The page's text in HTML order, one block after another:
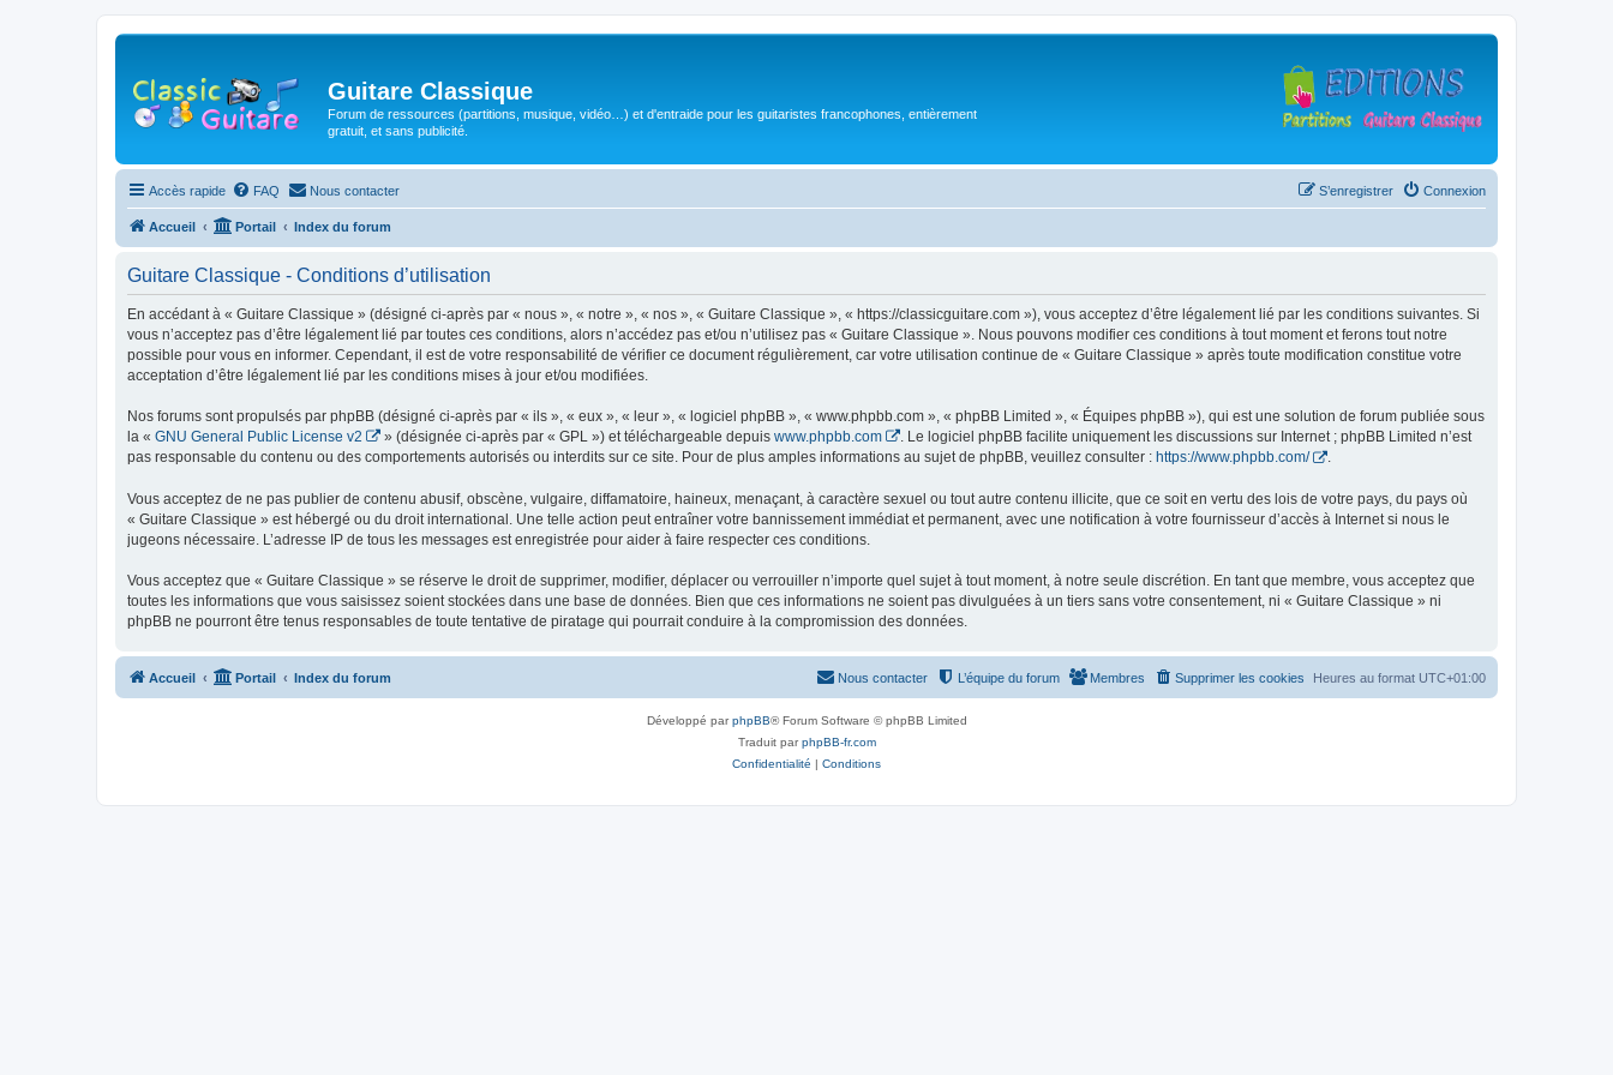
Guitare Classique
Forum de ressources (partitions, musique, vidéo…) et d'entraide pour les guitaristes francophones, entièrement
gratuit, et sans publicité.
Accès rapide FAQ Nous contacter Connexion
S’enregistrer
Accueil Portail Index du forum
Guitare Classique - Conditions d’utilisation
En accédant à « Guitare Classique » (désigné ci-après par « nous », « notre », « nos », « Guitare Classique », « https://classicguitare.com »), vous acceptez d’être légalement lié par les conditions suivantes. Si
vous n’acceptez pas d’être légalement lié par toutes ces conditions, alors n’accédez pas et/ou n’utilisez pas « Guitare Classique ». Nous pouvons modifier ces conditions à tout moment et ferons tout notre
possible pour vous en informer. Cependant, il est de votre responsabilité de vérifier ce document régulièrement, car votre utilisation continue de « Guitare Classique » après toute modification constitue votre
acceptation d’être légalement lié par les conditions mises à jour et/ou modifiées.
Nos forums sont propulsés par phpBB (désigné ci-après par « ils », « eux », « leur », « logiciel phpBB », « www.phpbb.com », « phpBB Limited », « Équipes phpBB »), qui est une solution de forum publiée sous
la « GNU General Public License v2 » (désignée ci-après par « GPL ») et téléchargeable depuis www.phpbb.com
. Le logiciel phpBB facilite uniquement les discussions sur Internet ; phpBB Limited n’est
pas responsable du contenu ou des comportements autorisés ou interdits sur ce site. Pour de plus amples informations au sujet de phpBB, veuillez consulter : https://www.phpbb.com/ .
Vous acceptez de ne pas publier de contenu abusif, obscène, vulgaire, diffamatoire, haineux, menaçant, à caractère sexuel ou tout autre contenu illicite, que ce soit en vertu des lois de votre pays, du pays où
« Guitare Classique » est hébergé ou du droit international. Une telle action peut entraîner votre bannissement immédiat et permanent, avec une notification à votre fournisseur d’accès à Internet si nous le
jugeons nécessaire. L’adresse IP de tous les messages est enregistrée pour aider à faire respecter ces conditions.
Vous acceptez que « Guitare Classique » se réserve le droit de supprimer, modifier, déplacer ou verrouiller n’importe quel sujet à tout moment, à notre seule discrétion. En tant que membre, vous acceptez que
toutes les informations que vous saisissez soient stockées dans une base de données. Bien que ces informations ne soient pas divulguées à un tiers sans votre consentement, ni « Guitare Classique » ni
phpBB ne pourront être tenus responsables de toute tentative de piratage qui pourrait conduire à la compromission des données.
Accueil Portail Index du forum Heures au format UTC+01:00
Supprimer les cookies
Membres
L’équipe du forum
Nous contacter
Développé parphpBB® Forum Software © phpBB Limited
Traduit parphpBB-fr.com
Confidentialité | Conditions